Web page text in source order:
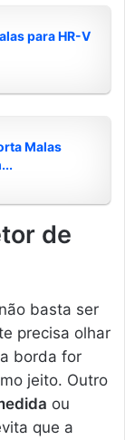
para HR-V
Malas
de
basta ser
precisa olhar
borda for
jeito. Outro
ou
que a